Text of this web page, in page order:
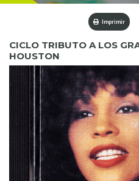
Imprimir
CICLO TRIBUTO A LOS
HOUSTON